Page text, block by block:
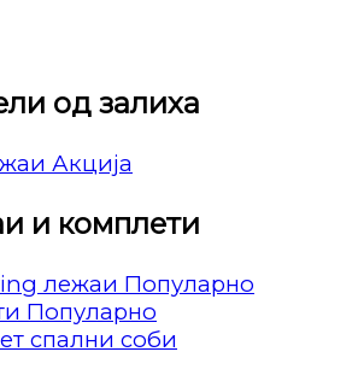
од залиха
и комплети
лежаи
спални соби